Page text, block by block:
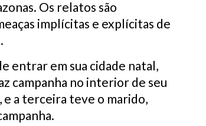
Os relatos são
implícitas e explícitas de
entrar em sua cidade natal,
campanha no interior de seu
e a terceira teve o marido,